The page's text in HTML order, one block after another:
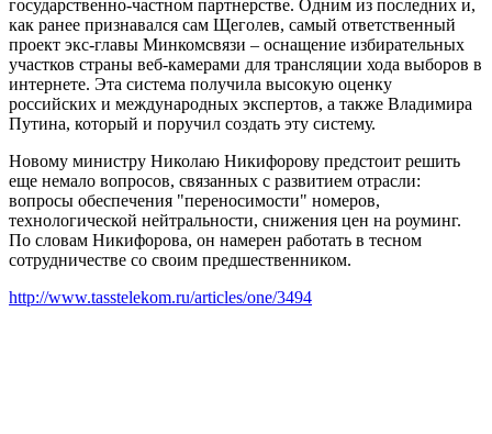
государственно-частном партнерстве. Одним из последних и,
как ранее признавался сам Щеголев, самый ответственный
проект экс-главы Минкомсвязи – оснащение избирательных
участков страны веб-камерами для трансляции хода выборов в
интернете. Эта система получила высокую оценку
российских и международных экспертов, а также Владимира
Путина, который и поручил создать эту систему.
Новому министру Николаю Никифорову предстоит решить
еще немало вопросов, связанных с развитием отрасли:
вопросы обеспечения "переносимости" номеров,
технологической нейтральности, снижения цен на роуминг.
По словам Никифорова, он намерен работать в тесном
сотрудничестве со своим предшественником.
http://www.tasstelekom.ru/articles/one/3494